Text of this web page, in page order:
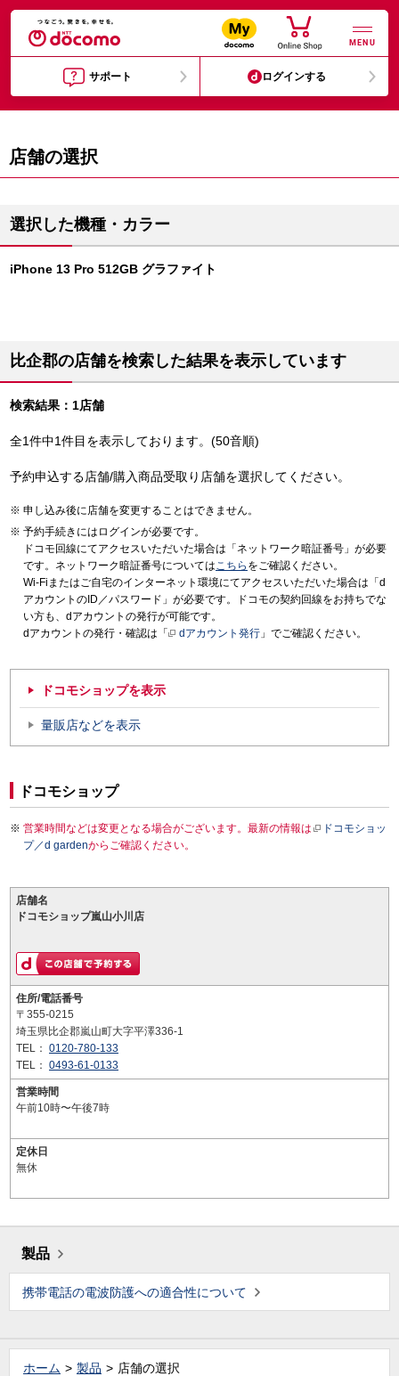
MENU
サポート ログインする
店舗の選択
選択した機種・カラー
iPhone 13 Pro 512GB グラファイト
比企郡の店舗を検索した結果を表示しています
検索結果：1店舗
全1件中1件目を表示しております。(50音順)
予約申込する店舗/購入商品受取り店舗を選択してください。
申し込み後に店舗を変更することはできません。
予約手続きにはログインが必要です。
ドコモ回線にてアクセスいただいた場合は「ネットワーク暗証番号」が必要
です。ネットワーク暗証番号についてはこちら をご確認ください。
Wi-Fiまたはご自宅のインターネット環境にてアクセスいただいた場合は「d
アカウントのID／パスワード」が必要です。ドコモの契約回線をお持ちでな
い方も、dアカウントの発行が可能です。
dアカウントの発行・確認は「
dアカウント発行 」でご確認ください。
ドコモショップを表示
量販店などを表示
ドコモショップ
営業時間などは変更となる場合がございます。最新の情報は
ドコモショッ
プ／d gardenからご確認ください。
店舗名
ドコモショップ嵐山小川店
住所/電話番号
〒355-0215
埼玉県比企郡嵐山町大字平澤336-1
TEL： 0120-780-133
TEL： 0493-61-0133
営業時間
午前10時〜午後7時
定休日
無休
製品
携帯電話の電波防護への適合性について
ホーム 製品 店舗の選択